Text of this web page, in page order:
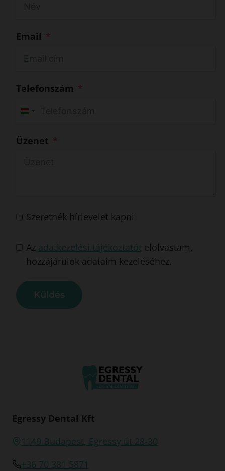
Email
Telefonszám
H
n
+
6
Üzenet
Szeretnék hírlevelet kapni
Az adatkezelési tájékoztatót elolvastam,
hozzájárulok adataim kezeléséhez.
Küldés
Egressy Dental Kft
1149 Budapest, Egressy út 28-30
+36 70 381 5871